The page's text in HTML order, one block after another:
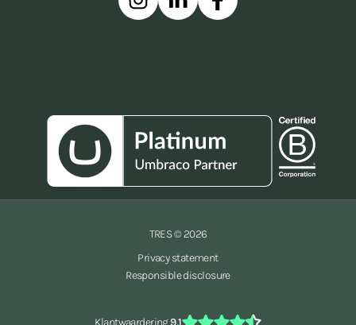
InstagramLinkedinFacebook
TRES © 2026
Privacy statement
Responsible disclosure